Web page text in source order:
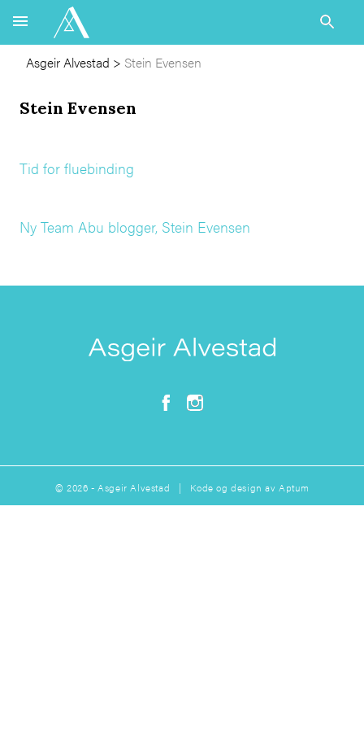
Asgeir Alvestad > Stein Evensen
Stein Evensen
Tid for fluebinding
Ny Team Abu blogger, Stein Evensen
© 2026 - Asgeir Alvestad | Kode og design avAptum